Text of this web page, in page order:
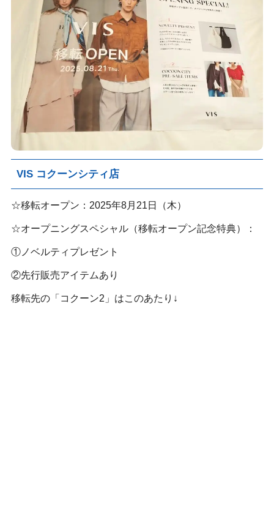
VIS コクーンシティ店
☆移転オープン：2025年8月21日（木）
☆オープニングスペシャル（移転オープン記念特典）：
①ノベルティプレゼント
②先行販売アイテムあり
移転先の「コクーン2」はこのあたり↓